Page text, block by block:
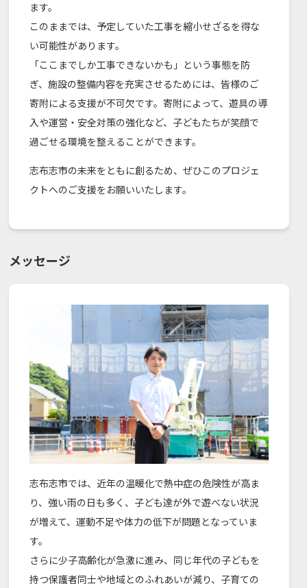
ます。
このままでは、予定していた工事を縮小せざるを得な
い可能性があります。
「ここまでしか工事できないかも」という事態を防
ぎ、施設の整備内容を充実させるためには、皆様のご
寄附による支援が不可欠です。寄附によって、遊具の導
入や運営・安全対策の強化など、子どもたちが笑顔で
過ごせる環境を整えることができます。
志布志市の未来をともに創るため、ぜひこのプロジェ
クトへのご支援をお願いいたします。
メッセージ
志布志市では、近年の温暖化で熱中症の危険性が高ま
り、強い雨の日も多く、子ども達が外で遊べない状況
が増えて、運動不足や体力の低下が問題となっていま
す。
さらに少子高齢化が急激に進み、同じ年代の子どもを
持つ保護者同士や地域とのふれあいが減り、子育ての